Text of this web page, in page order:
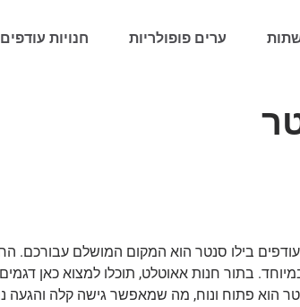
ערים פופולריות חנויות
בילו סנטר הוא המקום המושלם עבורכם.
בתור חנות אאוטלט, תוכלו למצוא כאן
הוא פתוח ונוח, מה שמאפשר גישה קלה והגעה